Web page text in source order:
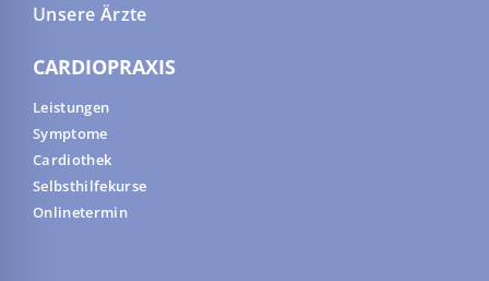
Unsere Ärzte
CARDIOPRAXIS
Leistungen
Symptome
Cardiothek
Selbsthilfekurse
Onlinetermin